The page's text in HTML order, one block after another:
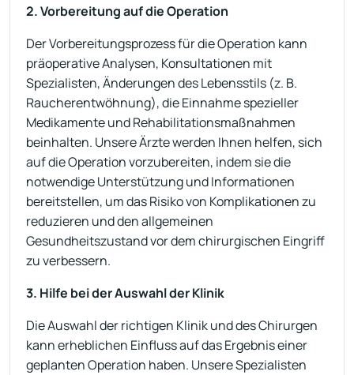
2. Vorbereitung auf die Operation
Der Vorbereitungsprozess für die Operation kann
präoperative Analysen, Konsultationen mit
Spezialisten, Änderungen des Lebensstils (z. B.
Raucherentwöhnung), die Einnahme spezieller
Medikamente und Rehabilitationsmaßnahmen
beinhalten. Unsere Ärzte werden Ihnen helfen, sich
auf die Operation vorzubereiten, indem sie die
notwendige Unterstützung und Informationen
bereitstellen, um das Risiko von Komplikationen zu
reduzieren und den allgemeinen
Gesundheitszustand vor dem chirurgischen Eingriff
zu verbessern.
3. Hilfe bei der Auswahl der Klinik
Die Auswahl der richtigen Klinik und des Chirurgen
kann erheblichen Einfluss auf das Ergebnis einer
geplanten Operation haben. Unsere Spezialisten